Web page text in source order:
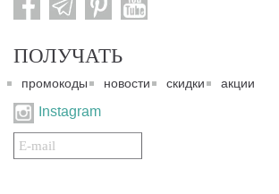
ПОЛУЧАТЬ
промокоды новости скидки акции
Instagram
Подписаться
на